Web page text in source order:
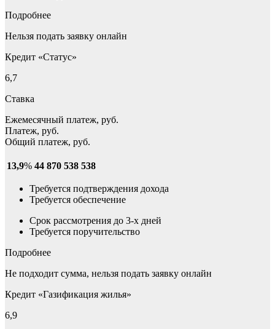
Подробнее
Нельзя подать заявку онлайн
Кредит «Статус»
6,7
Ставка
Ежемесячный платеж, руб.
Платеж, руб.
Общий платеж, руб.
13,9% 44 870 538 538
Требуется подтверждения дохода
Требуется обеспечение
Срок рассмотрения до 3-х дней
Требуется поручительство
Подробнее
Не подходит сумма, нельзя подать заявку онлайн
Кредит «Газификация жилья»
6,9